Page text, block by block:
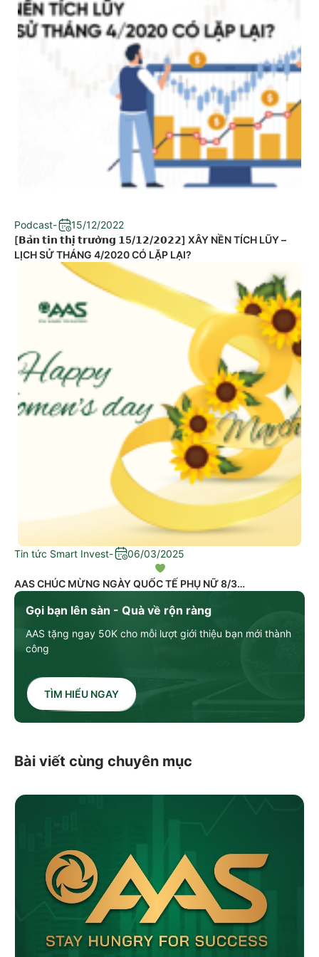
Gọi bạn lên sàn - Quà về rộn ràng
AAS tặng ngay 50K cho mỗi lượt giới thiệu bạn mới thành
công
TÌM HIỂU NGAY
Podcast-
15/12/2022
[𝗕𝗮̉𝗻 𝘁𝗶𝗻 𝘁𝗵𝗶̣ 𝘁𝗿𝘂̛𝗼̛̀𝗻𝗴 𝟭5/𝟭𝟮/𝟮𝟬𝟮𝟮] XÂY NỀN TÍCH LŨY –
LỊCH SỬ THÁNG 4/2020 CÓ LẶP LẠI?
Tin tức Smart Invest- 06/03/2025
AAS CHÚC MỪNG NGÀY QUỐC TẾ PHỤ NỮ 8/3
Bài viết cùng chuyên mục